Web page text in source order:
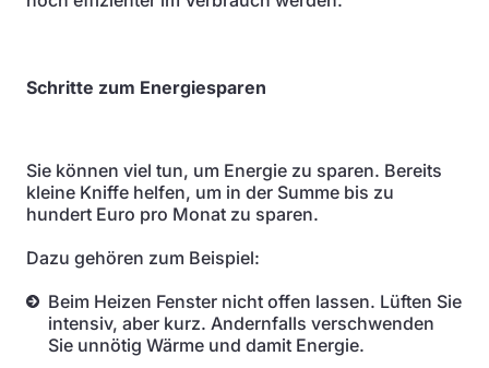
Schritte zum Energiesparen
Sie können viel tun, um Energie zu sparen. Bereits
kleine Kniffe helfen, um in der Summe bis zu
hundert Euro pro Monat zu sparen.
Dazu gehören zum Beispiel:
Beim Heizen Fenster nicht offen lassen. Lüften Sie
intensiv, aber kurz. Andernfalls verschwenden
Sie unnötig Wärme und damit Energie.